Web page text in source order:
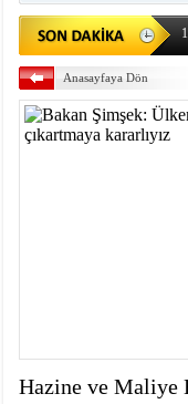
Anasayfaya Dön
Hazine ve Maliye